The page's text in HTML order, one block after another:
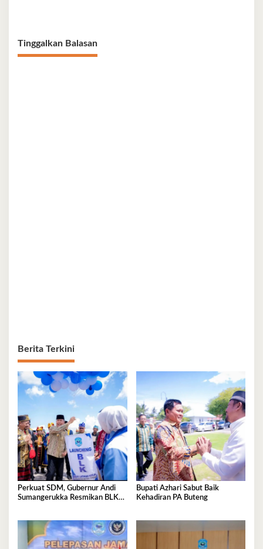
Tinggalkan Balasan
Berita Terkini
Perkuat SDM, Gubernur Andi
Sumangerukka Resmikan BLK
Bupati Azhari Sabut Baik
Kehadiran PA Buteng